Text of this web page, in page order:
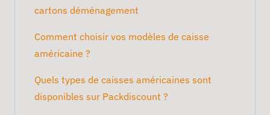
cartons déménagement
Comment choisir vos modèles de caisse
américaine ?
Quels types de caisses américaines sont
disponibles sur Packdiscount ?